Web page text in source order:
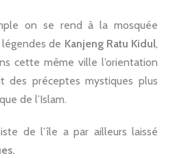
on se rend à la mosquée
de Kanjeng Ratu Kidul,
cette même ville l’orientation
des préceptes mystiques plus
de l’Islam.
de l’île a par ailleurs laissé